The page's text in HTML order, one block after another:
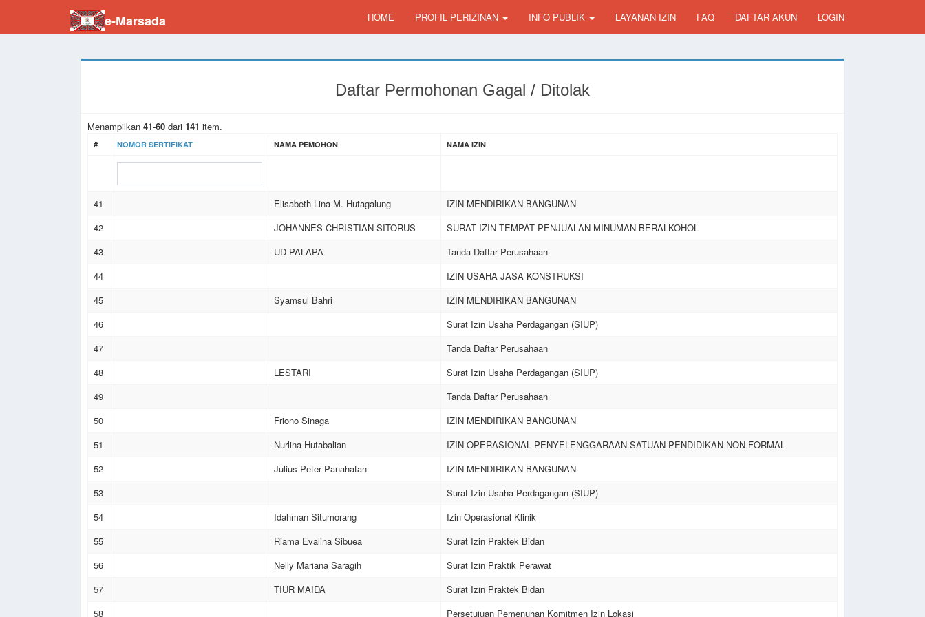
e-Marsada HOME PROFIL PERIZINAN INFO PUBLIK LAYANAN IZIN FAQ DAFTAR AKUN LOGIN
Daftar Permohonan Gagal / Ditolak
Menampilkan 41-60 dari 141 item.
# NOMOR SERTIFIKAT NAMA PEMOHON NAMA IZIN
41 Elisabeth Lina M. Hutagalung
IZIN MENDIRIKAN BANGUNAN
42
JOHANNES CHRISTIAN SITORUS
SURAT IZIN TEMPAT PENJUALAN MINUMAN BERALKOHOL
43
UD PALAPA
Tanda Daftar Perusahaan
44
IZIN USAHA JASA KONSTRUKSI
45
Syamsul Bahri
IZIN MENDIRIKAN BANGUNAN
46
Surat Izin Usaha Perdagangan (SIUP)
47
Tanda Daftar Perusahaan
48
LESTARI
Surat Izin Usaha Perdagangan (SIUP)
49
Tanda Daftar Perusahaan
50
Friono Sinaga
IZIN MENDIRIKAN BANGUNAN
51
Nurlina Hutabalian
IZIN OPERASIONAL PENYELENGGARAAN SATUAN PENDIDIKAN NON FORMAL
52
Julius Peter Panahatan
IZIN MENDIRIKAN BANGUNAN
53
Surat Izin Usaha Perdagangan (SIUP)
54
Idahman Situmorang
Izin Operasional Klinik
55
Riama Evalina Sibuea
Surat Izin Praktek Bidan
56
Nelly Mariana Saragih
Surat Izin Praktik Perawat
57
TIUR MAIDA
Surat Izin Praktek Bidan
58
Persetujuan Pemenuhan Komitmen Izin Lokasi